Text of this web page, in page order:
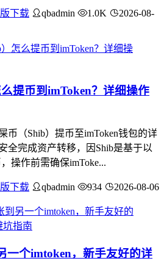
下载 qbadmin 1.0K
2026-08-
提币到imToken？详细操作
币（Shib）提币至imToken钱包的详
全完成资产转移，因Shib是基于以
操作前需确保imToke...
下载 qbadmin 934 2026-08-06
一个imtoken，新手友好的详